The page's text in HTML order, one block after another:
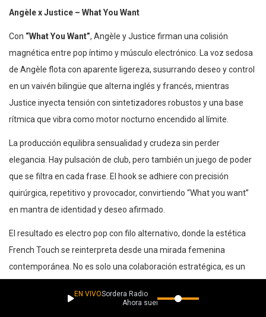
Angèle x Justice – What You Want
Con “What You Want”, Angèle y Justice firman una colisión
magnética entre pop íntimo y músculo electrónico. La voz sedosa
de Angèle flota con aparente ligereza, susurrando deseo y control
en un vaivén bilingüe que alterna inglés y francés, mientras
Justice inyecta tensión con sintetizadores robustos y una base
rítmica que vibra como motor nocturno encendido al límite.
La producción equilibra sensualidad y crudeza sin perder
elegancia. Hay pulsación de club, pero también un juego de poder
que se filtra en cada frase. El hook se adhiere con precisión
quirúrgica, repetitivo y provocador, convirtiendo “What you want”
en mantra de identidad y deseo afirmado.
El resultado es electro pop con filo alternativo, donde la estética
French Touch se reinterpreta desde una mirada femenina
contemporánea. No es solo una colaboración estratégica, es un
Want” suena a noche eléctrica, a independencia y a control
EN VIVOSordera Radio
Ahora suena